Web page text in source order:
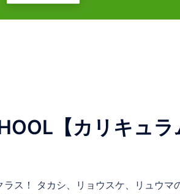
【カリキュラ
ス！ タカシ、リョウスケ、リュウマ